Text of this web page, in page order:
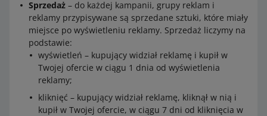
Sprzedaż – do każdej kampanii, grupy reklam i
reklamy przypisywane są sprzedane sztuki, które miały
miejsce po wyświetleniu reklamy. Sprzedaż liczymy na
podstawie:
wyświetleń – kupujący widział reklamę i kupił w
Twojej ofercie w ciągu 1 dnia od wyświetlenia
reklamy;
kliknięć – kupujący widział reklamę, kliknął w nią i
kupił w Twojej ofercie, w ciągu 7 dni od kliknięcia w